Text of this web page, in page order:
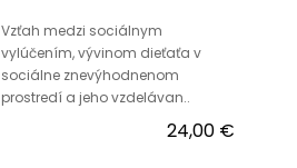
Vzťah medzi sociálnym
vylúčením, vývinom dieťaťa v
sociálne znevýhodnenom
prostredí a jeho vzdelávan..
24,00 €